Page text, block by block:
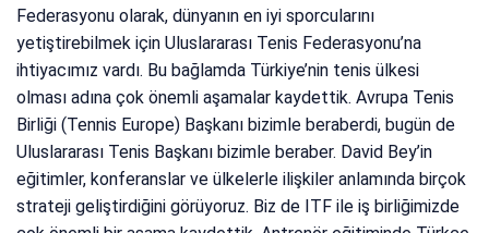
Federasyonu olarak, dünyanın en iyi sporcularını
yetiştirebilmek için Uluslararası Tenis Federasyonu’na
ihtiyacımız vardı. Bu bağlamda Türkiye’nin tenis ülkesi
olması adına çok önemli aşamalar kaydettik. Avrupa Tenis
Birliği (Tennis Europe) Başkanı bizimle beraberdi, bugün de
Uluslararası Tenis Başkanı bizimle beraber. David Bey’in
eğitimler, konferanslar ve ülkelerle ilişkiler anlamında birçok
strateji geliştirdiğini görüyoruz. Biz de ITF ile iş birliğimizde